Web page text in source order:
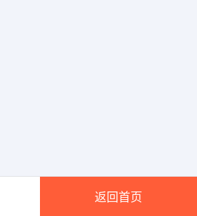
返回首页